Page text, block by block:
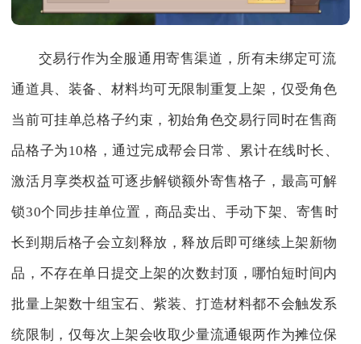
交易行作为全服通用寄售渠道，所有未绑定可流
通道具、装备、材料均可无限制重复上架，仅受角色
当前可挂单总格子约束，初始角色交易行同时在售商
品格子为10格，通过完成帮会日常、累计在线时长、
激活月享类权益可逐步解锁额外寄售格子，最高可解
锁30个同步挂单位置，商品卖出、手动下架、寄售时
长到期后格子会立刻释放，释放后即可继续上架新物
品，不存在单日提交上架的次数封顶，哪怕短时间内
批量上架数十组宝石、紫装、打造材料都不会触发系
统限制，仅每次上架会收取少量流通银两作为摊位保